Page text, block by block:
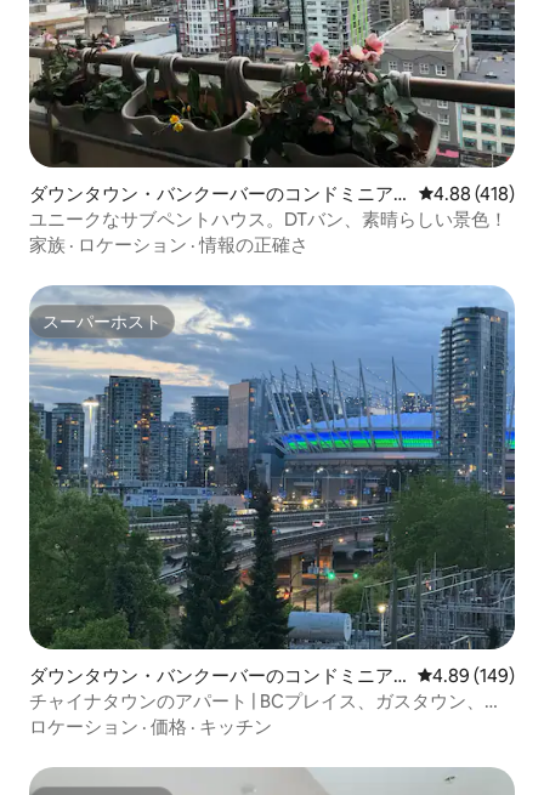
ダウンタウン・バンクーバーのコンドミニア
ム
レビュー418
4.88 (418)
ユニークなサブペントハウス。DTバン、素晴らしい景色！
家族 · ロケーション ·情報の正確さ
スーパーホスト
スーパーホスト
ダウンタウン・バンクーバーのコンドミニア
ム
レビュー149
4.89 (149)
チャイナタウンのアパート | BCプレイス、ガスタウン、ダ
ウンタウンまで徒歩
ロケーション · 価格 · キッチン